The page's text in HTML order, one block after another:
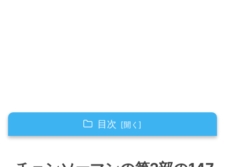
目次
報！バルエムがナユタを殺そうとする